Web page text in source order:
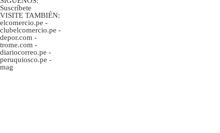
Suscríbete
VISITE TAMBIÉN:
elcomercio.pe -
clubelcomercio.pe -
depor.com -
trome.com -
diariocorreo.pe -
peruquiosco.pe -
mag